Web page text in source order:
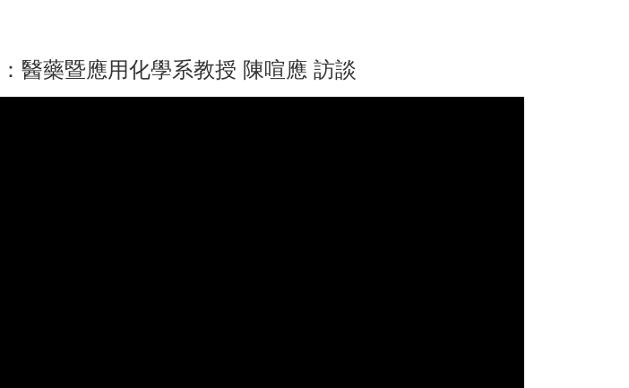
醫藥暨應用化學系教授 陳喧應 訪談